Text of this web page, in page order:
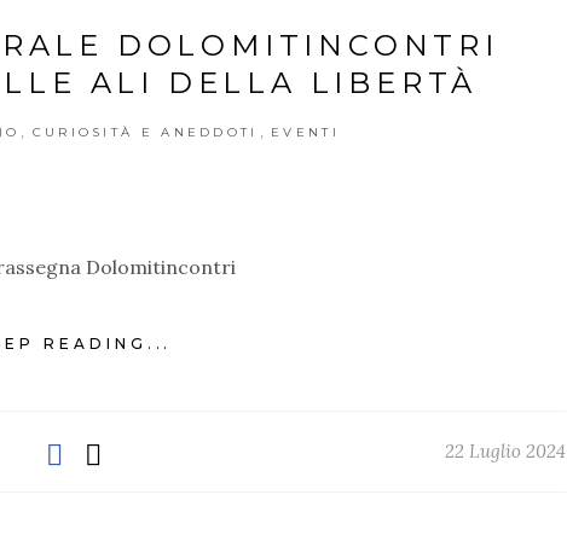
DOLOMITINCONTRI
ALI DELLA LIBERTÀ
CURIOSITÀ E ANEDDOTI EVENTI
Dolomitincontri
READING...
22 Luglio 2024